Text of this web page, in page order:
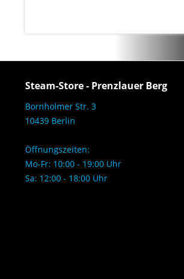
Steam-Store - Prenzlauer Berg
Bornholmer Str. 3
10439 Berlin
Öffnungszeiten:
Mo-Fr: 10:00 - 19:00 Uhr
Sa: 12:00 - 18:00 Uhr